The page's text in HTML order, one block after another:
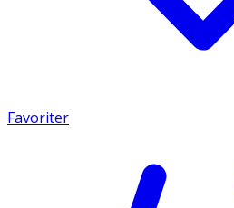
Favoriter